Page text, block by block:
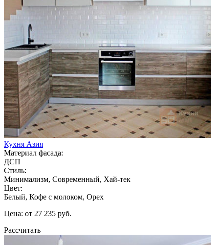
Кухня Азия
Материал фасада:
ДСП
Стиль:
Минимализм, Современный, Хай-тек
Цвет:
Белый, Кофе с молоком, Орех
Цена: от 27 235 руб.
Рассчитать